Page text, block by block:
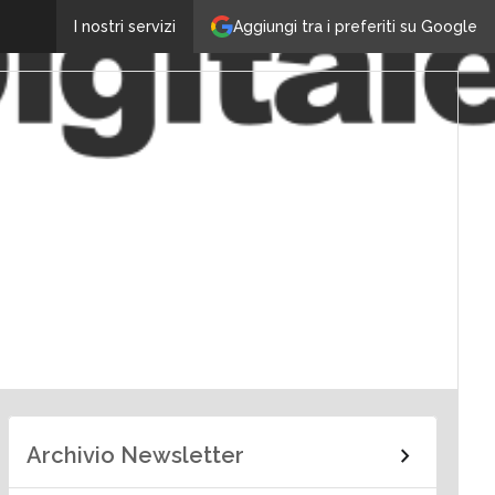
Aggiungi tra i preferiti su Google
I nostri servizi
Archivio Newsletter